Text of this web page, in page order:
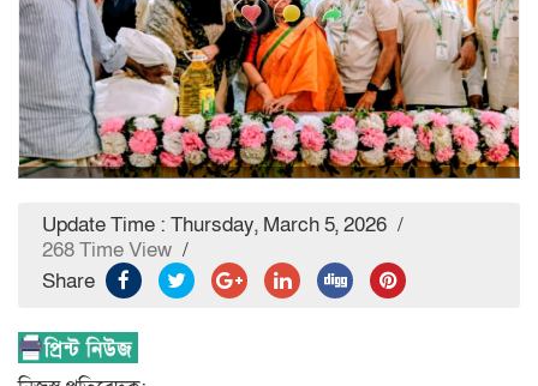
Update Time : Thursday, March 5, 2026 /
268 Time View /
Share